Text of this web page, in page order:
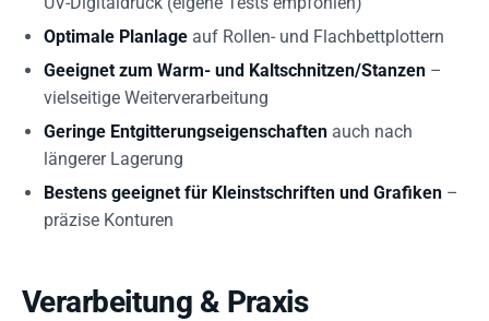
Optimale Planlage auf Rollen- und Flachbettplottern
Geeignet zum Warm- und Kaltschnitzen/Stanzen –
vielseitige Weiterverarbeitung
Geringe Entgitterungseigenschaften auch nach
längerer Lagerung
Bestens geeignet für Kleinstschriften und Grafiken –
präzise Konturen
Verarbeitung & Praxis